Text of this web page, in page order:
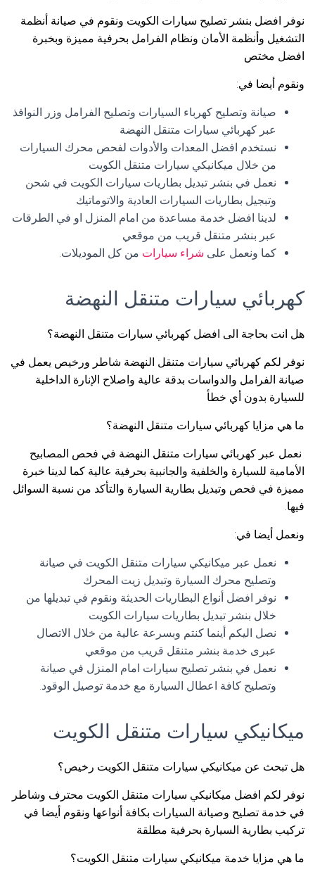
نوفر افضل بنشر تصليح سيارات الكويت ونقوم في صيانة أنظمة
التشغيل وأنظمة الأمان ونظام الفرامل بحرفية مميزة وبخبرة
افضل مختص
ونقوم أيضا في:
صيانة وتصليح كهرباء السيارات وتصليح الفرامل وزر النوافذ
عبر كهربائي سيارات متنقل النهضة
نستخدم افضل المعدات والأدوات لفحص محرك السيارات
من خلال ميكانيكي سيارات متنقل الكويت
نعمل في بنشر تبديل بطاريات سيارات الكويت في شحن
وتبجيل بطاريات السيارات العادية والاتوماتيك
لدينا افضل خدمة مساعدة من امام المنزل او في الطرقات
عبر بنشر متنقل قريب من موقعي
كما ونعمل على شراء سيارات من كل الموديلات.
كهربائي سيارات متنقل النهضة
هل انت بحاجة الى افضل كهربائي سيارات متنقل النهضة؟
نوفر لكم كهربائي سيارات متنقل النهضة شاطر ورخيص يعمل في
صيانة الفرامل والدواسات بدقة عالية واصلاح الإنارة الداخلية
للسيارة بدون أي خطأ
ما هي مزايا كهربائي سيارات متنقل النهضة؟
نعمل عبر كهربائي سيارات متنقل النهضة في فحص المصابيح
الأمامية للسيارة والخلفية والجانبية بحرفية عالية كما لدينا خبرة
مميزة في فحص وتبديل بطارية السيارة والتأكد من نسبة السوائل
فيها.
ونعمل أيضا في:
نعمل عبر ميكانيكي سيارات متنقل الكويت في صيانة
وتصليح محرك السيارة وتبديل زيت المحرك
نوفر افضل أنواع البطاريات الحديثة ونقوم في تبديلها من
خلال بنشر تبديل بطاريات سيارات الكويت
نصل اليكم أينما كنتم وبسرعة عالية من خلال الاتصال
عبرى خدمة بنشر متنقل قريب من موقعي
نعمل في بنشر تصليح سيارات امام المنزل في صيانة
وتصليح كافة اعطال السيارة مع خدمة توصيل الوقود.
ميكانيكي سيارات متنقل الكويت
هل تبحث عن ميكانيكي سيارات متنقل الكويت رخيص؟
نوفر لكم افضل ميكانيكي سيارات متنقل الكويت محترف وشاطر
في خدمة تصليح وصيانة السيارات بكافة أنواعها ونقوم أيضا في
تركيب بطارية السيارة بحرفية مطلقة
ما هي مزايا خدمة ميكانيكي سيارات متنقل الكويت؟